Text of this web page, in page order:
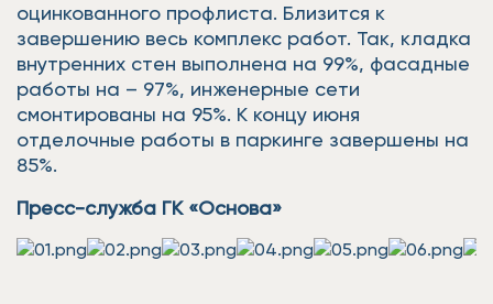
оцинкованного профлиста. Близится к
завершению весь комплекс работ. Так, кладка
внутренних стен выполнена на 99%, фасадные
работы на – 97%, инженерные сети
смонтированы на 95%. К концу июня
отделочные работы в паркинге завершены на
85%.
Пресс-служба ГК «Основа»